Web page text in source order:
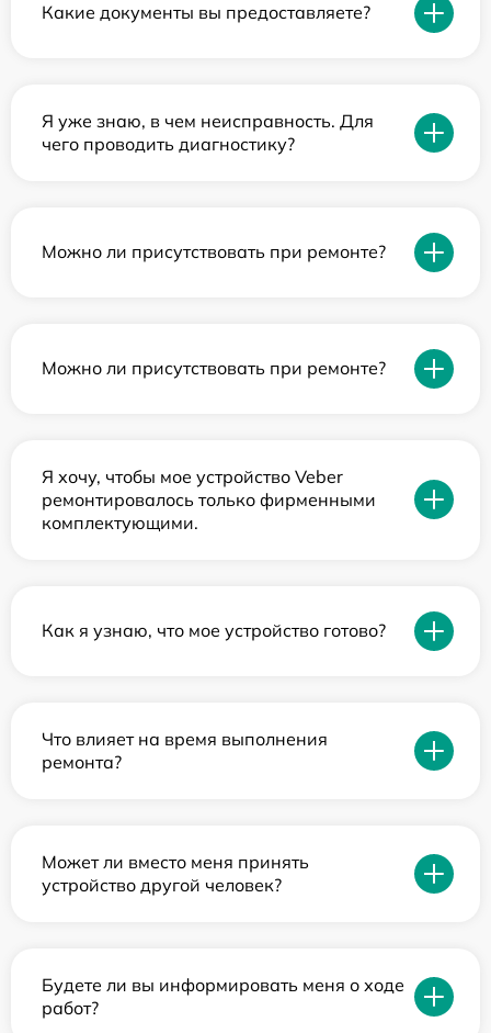
Какие документы вы предоставляете?
Я уже знаю, в чем неисправность. Для
чего проводить диагностику?
Можно ли присутствовать при ремонте?
Можно ли присутствовать при ремонте?
Я хочу, чтобы мое устройство Veber
ремонтировалось только фирменными
комплектующими.
Как я узнаю, что мое устройство готово?
Что влияет на время выполнения
ремонта?
Может ли вместо меня принять
устройство другой человек?
Будете ли вы информировать меня о ходе
работ?